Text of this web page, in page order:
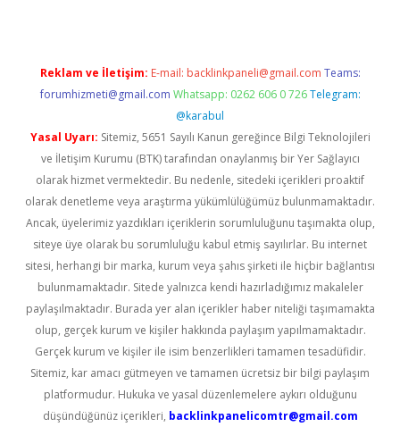
Reklam ve İletişim: E-mail: backlinkpaneli@gmail.com Teams:
forumhizmeti@gmail.com Whatsapp: 0262 606 0 726 Telegram:
@karabul
Yasal Uyarı: Sitemiz, 5651 Sayılı Kanun gereğince Bilgi Teknolojileri
ve İletişim Kurumu (BTK) tarafından onaylanmış bir Yer Sağlayıcı
olarak hizmet vermektedir. Bu nedenle, sitedeki içerikleri proaktif
olarak denetleme veya araştırma yükümlülüğümüz bulunmamaktadır.
Ancak, üyelerimiz yazdıkları içeriklerin sorumluluğunu taşımakta olup,
siteye üye olarak bu sorumluluğu kabul etmiş sayılırlar. Bu internet
sitesi, herhangi bir marka, kurum veya şahıs şirketi ile hiçbir bağlantısı
bulunmamaktadır. Sitede yalnızca kendi hazırladığımız makaleler
paylaşılmaktadır. Burada yer alan içerikler haber niteliği taşımamakta
olup, gerçek kurum ve kişiler hakkında paylaşım yapılmamaktadır.
Gerçek kurum ve kişiler ile isim benzerlikleri tamamen tesadüfidir.
Sitemiz, kar amacı gütmeyen ve tamamen ücretsiz bir bilgi paylaşım
platformudur. Hukuka ve yasal düzenlemelere aykırı olduğunu
düşündüğünüz içerikleri, backlinkpanelicomtr@gmail.com